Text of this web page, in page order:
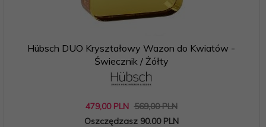
Hübsch DUO Kryształowy Wazon do Kwiatów -
Świecznik / Żółty
479,00 PLN 569,00 PLN
Oszczędzasz 90.00 PLN